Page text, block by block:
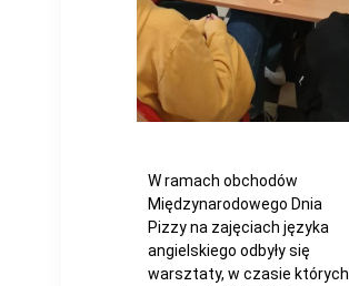
W ramach obchodów
Międzynarodowego Dnia
Pizzy na zajęciach języka
angielskiego odbyły się
warsztaty, w czasie których